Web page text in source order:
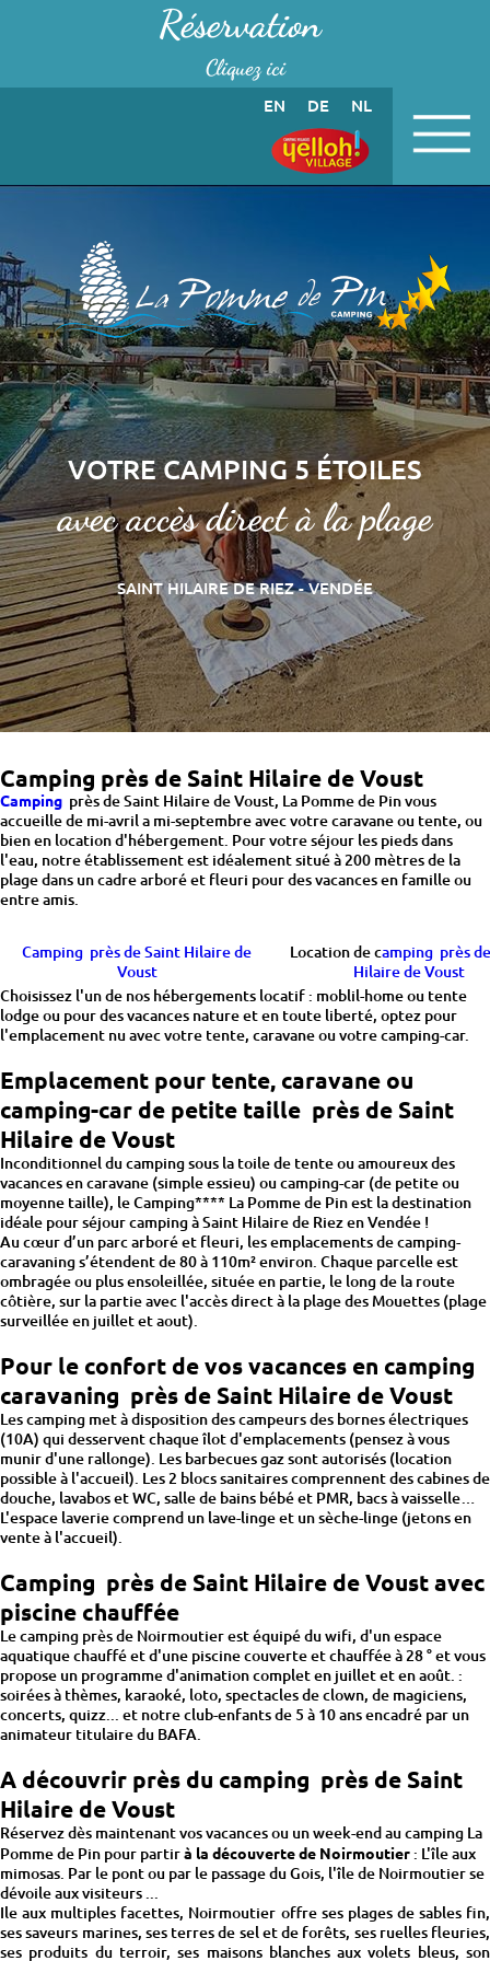
Panneau de gestion des cookiesRéservation
Cliquez ici
EN DE NL
VOTRE CAMPING 5 ÉTOILES
avec accès direct à la plage
SAINT HILAIRE DE RIEZ - VENDÉE
Camping près de Saint Hilaire de Voust
Camping près de Saint Hilaire de Voust, La Pomme de Pin vous
accueille de mi-avril a mi-septembre avec votre caravane ou tente, ou
bien en location d'hébergement. Pour votre séjour les pieds dans
l'eau, notre établissement est idéalement situé à 200 mètres de la
plage dans un cadre arboré et fleuri pour des vacances en famille ou
entre amis.
Camping près de Saint Hilaire de
Voust
Location de camping près
Hilaire de Voust
Choisissez l'un de nos hébergements locatif : moblil-home ou tente
lodge ou pour des vacances nature et en toute liberté, optez pour
l'emplacement nu avec votre tente, caravane ou votre camping-car.
Emplacement pour tente, caravane ou
camping-car de petite taille près de Saint
Hilaire de Voust
Inconditionnel du camping sous la toile de tente ou amoureux des
vacances en caravane (simple essieu) ou camping-car (de petite ou
moyenne taille), le Camping**** La Pomme de Pin est la destination
idéale pour séjour camping à Saint Hilaire de Riez en Vendée !
Au cœur d’un parc arboré et fleuri, les emplacements de camping-
caravaning s’étendent de 80 à 110m² environ. Chaque parcelle est
ombragée ou plus ensoleillée, située en partie, le long de la route
côtière, sur la partie avec l'accès direct à la plage des Mouettes (plage
surveillée en juillet et aout).
Pour le confort de vos vacances en camping
caravaning près de Saint Hilaire de Voust
Les camping met à disposition des campeurs des bornes électriques
(10A) qui desservent chaque îlot d'emplacements (pensez à vous
munir d'une rallonge). Les barbecues gaz sont autorisés (location
possible à l'accueil). Les 2 blocs sanitaires comprennent des cabines de
douche, lavabos et WC, salle de bains bébé et PMR, bacs à vaisselle…
L'espace laverie comprend un lave-linge et un sèche-linge (jetons en
vente à l'accueil).
Camping près de Saint Hilaire de Voust avec
piscine chauffée
Le camping près de Noirmoutier est équipé du wifi, d'un espace
aquatique chauffé et d'une piscine couverte et chauffée à 28 ° et vous
propose un programme d'animation complet en juillet et en août. :
soirées à thèmes, karaoké, loto, spectacles de clown, de magiciens,
concerts, quizz... et notre club-enfants de 5 à 10 ans encadré par un
animateur titulaire du BAFA.
A découvrir près du camping près de Saint
Hilaire de Voust
Réservez dès maintenant vos vacances ou un week-end au camping La
Pomme de Pin pour partirà la découverte de Noirmoutier: L'île aux
mimosas. Par le pont ou par le passage du Gois, l'île de Noirmoutier se
dévoile aux visiteurs ...
Ile aux multiples facettes, Noirmoutier offre ses plages de sables fin,
ses saveurs marines, ses terres de sel et de forêts, ses ruelles fleuries,
ses produits du terroir, ses maisons blanches aux volets bleus, son